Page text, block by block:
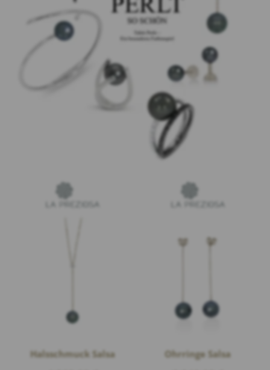
Halsschmuck Salsa Ohrringe Salsa